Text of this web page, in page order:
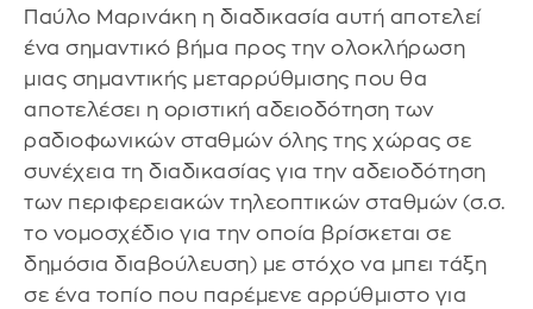
Παύλο Μαρινάκη η διαδικασία αυτή αποτελεί
ένα σημαντικό βήμα προς την ολοκλήρωση
μιας σημαντικής μεταρρύθμισης που θα
αποτελέσει η οριστική αδειοδότηση των
ραδιοφωνικών σταθμών όλης της χώρας σε
συνέχεια τη διαδικασίας για την αδειοδότηση
των περιφερειακών τηλεοπτικών σταθμών (σ.σ.
το νομοσχέδιο για την οποία βρίσκεται σε
δημόσια διαβούλευση) με στόχο να μπει τάξη
σε ένα τοπίο που παρέμενε αρρύθμιστο για